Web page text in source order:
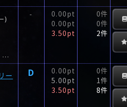
)
推理と笑いは相反するジャンル―かつて、そう見做されていた時期もあるために、日本の読書界でユーモアミステリーが認知され成熟するまでには長い年月を要した。
-
0.00pt
0.00pt
3.50pt
0件
0件
2件
ー
D
0.00pt
5.00pt
3.50pt
0件
1件
8件